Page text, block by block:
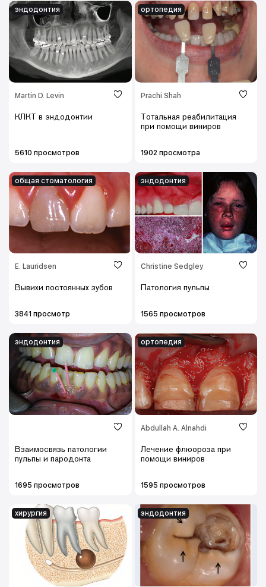
эндодонтия
Martin D. Levin
КЛКТ в эндодонтии
5610 просмотров
ортопедия
Prachi Shah
Тотальная реабилитация
при помощи виниров
1902 просмотра
общая стоматология
E. Lauridsen
Вывихи постоянных зубов
3841 просмотр
эндодонтия
Christine Sedgley
Патология пульпы
1565 просмотров
эндодонтия
Взаимосвязь патологии
пульпы и пародонта
1695 просмотров
ортопедия
Abdullah A. Alnahdi
Лечение флюороза при
помощи виниров
1595 просмотров
хирургия эндодонтия